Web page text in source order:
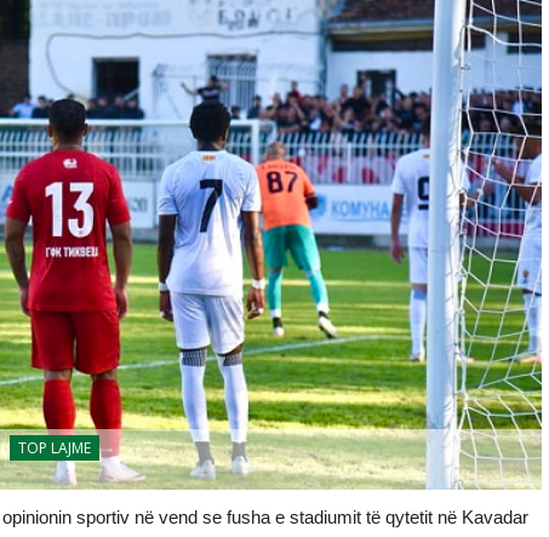
TOP LAJME
sportiv në vend se fusha e stadiumit të qytetit në Kavadar